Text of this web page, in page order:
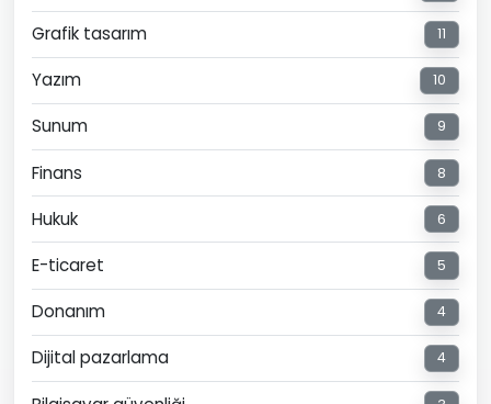
Grafik tasarım 11
Yazım 10
Sunum 9
Finans 8
Hukuk 6
E-ticaret 5
Donanım 4
Dijital pazarlama 4